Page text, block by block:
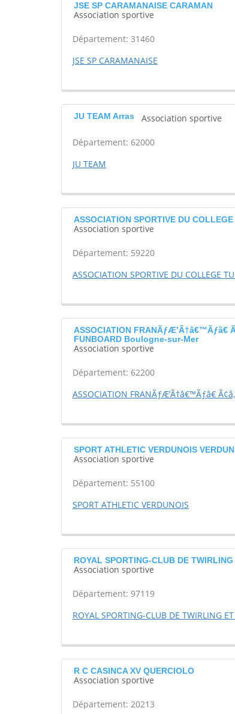
JSE SP CARAMANAISE CARAMAN
Association sportive
Département: 31460
JSE SP CARAMANAISE
JU TEAM Arras Association sportive
Département: 62000
JU TEAM
ASSOCIATION SPORTIVE DU
Association sportive
Département: 59220
ASSOCIATION SPORTIVE DU COLLEGE
ASSOCIATION FRANÃƒÆ’Ã†â€™Ãƒâ€
FUNBOARD Boulogne-sur-Mer
Association sportive
Département: 62200
ASSOCIATION FRANÃƒÆ’Ã†â€™Ãƒâ€
SPORT ATHLETIC VERDUNOIS VERDUN
Association sportive
Département: 55100
SPORT ATHLETIC VERDUNOIS
ROYAL SPORTING-CLUB DE
Association sportive
Département: 97119
ROYAL SPORTING-CLUB DE TWIRLING
R C CASINCA XV QUERCIOLO
Association sportive
Département: 20213